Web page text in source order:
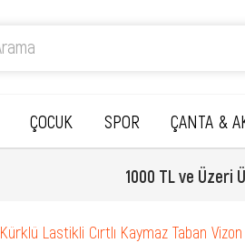
ÇOCUK SPOR ÇANTA &
1000 TL ve Üzeri
Kürklü Lastikli Cırtlı Kaymaz Taban